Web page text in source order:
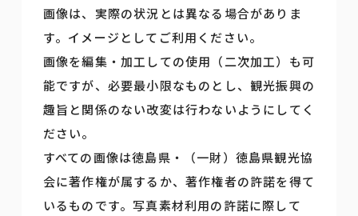
画像は、実際の状況とは異なる場合がありま
す。イメージとしてご利用ください。
画像を編集・加工しての使用（二次加工）も可
能ですが、必要最小限なものとし、観光振興の
趣旨と関係のない改変は行わないようにしてく
ださい。
すべての画像は徳島県・（一財）徳島県観光協
会に著作権が属するか、著作権者の許諾を得て
いるものです。写真素材利用の許諾に際して